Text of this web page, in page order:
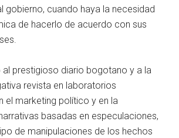
gobierno, cuando haya la necesidad
de hacerlo de acuerdo con sus
al prestigioso diario bogotano y a la
revista en laboratorios
el marketing político y en la
basadas en especulaciones,
de manipulaciones de los hechos